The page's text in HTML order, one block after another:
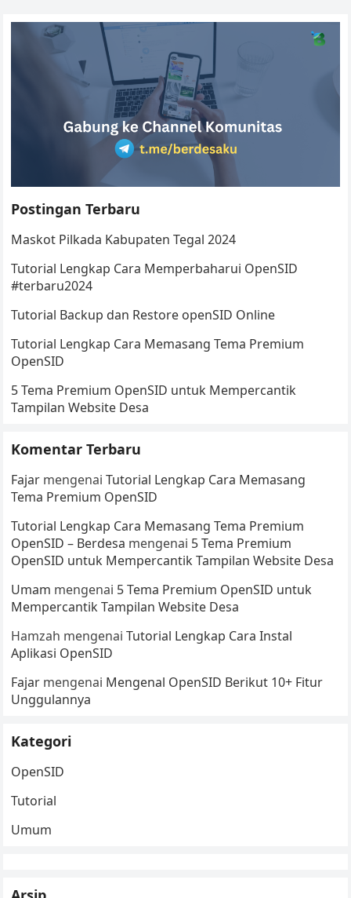
Postingan Terbaru
Maskot Pilkada Kabupaten Tegal 2024
Tutorial Lengkap Cara Memperbaharui OpenSID
#terbaru2024
Tutorial Backup dan Restore openSID Online
Tutorial Lengkap Cara Memasang Tema Premium
OpenSID
5 Tema Premium OpenSID untuk Mempercantik
Tampilan Website Desa
Komentar Terbaru
Fajar mengenaiTutorial Lengkap Cara Memasang
Tema Premium OpenSID
Tutorial Lengkap Cara Memasang Tema Premium
OpenSID – Berdesa mengenai 5 Tema Premium
OpenSID untuk Mempercantik Tampilan Website Desa
Umam mengenai 5 Tema Premium OpenSID untuk
Mempercantik Tampilan Website Desa
Hamzah mengenaiTutorial Lengkap Cara Instal
Aplikasi OpenSID
Fajar mengenai Mengenal OpenSID Berikut 10+ Fitur
Unggulannya
Kategori
OpenSID
Tutorial
Umum